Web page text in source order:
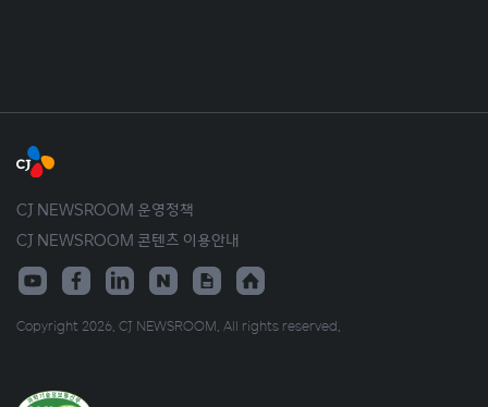
CJ NEWSROOM 운영정책
CJ NEWSROOM 콘텐츠 이용안내
Copyright 2026. CJ NEWSROOM. All rights reserved.